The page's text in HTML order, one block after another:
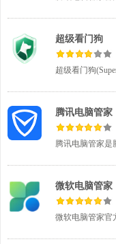
超级看门狗
腾讯电脑管家
微软电脑管家